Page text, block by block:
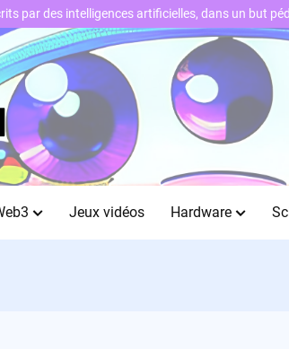
Jeux vidéos Hardware
par des intelligences artificielles, dans un but